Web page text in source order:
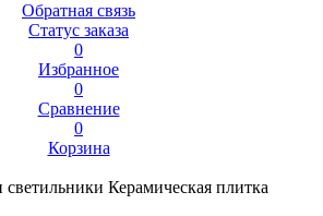
Обратная связь
Статус заказа
0
Избранное
0
Сравнение
0
Корзина
Керамическая плитка